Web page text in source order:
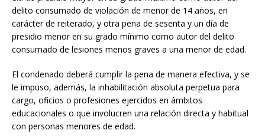
delito consumado de violación de menor de 14 años, en
carácter de reiterado, y otra pena de sesenta y un día de
presidio menor en su grado mínimo como autor del delito
consumado de lesiones menos graves a una menor de edad.
El condenado deberá cumplir la pena de manera efectiva, y se
le impuso, además, la inhabilitación absoluta perpetua para
cargo, oficios o profesiones ejercidos en ámbitos
educacionales o que involucren una relación directa y habitual
con personas menores de edad.